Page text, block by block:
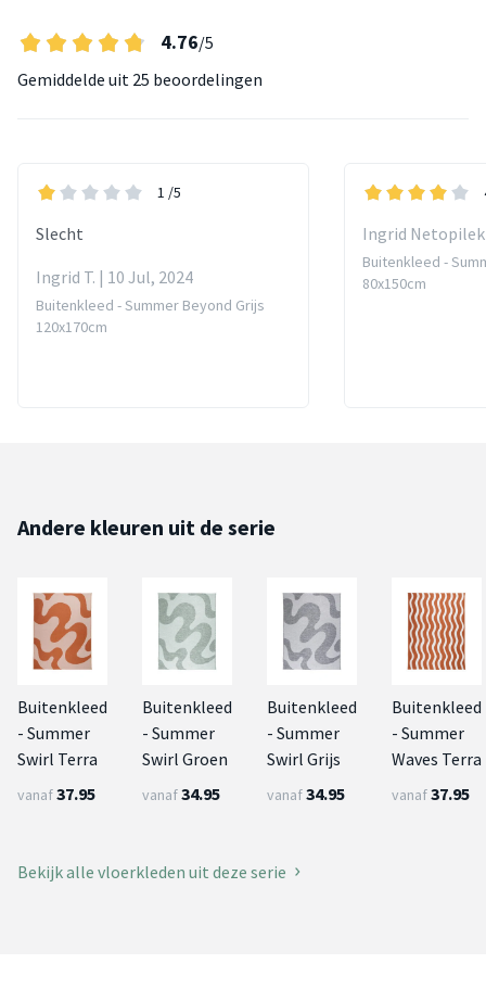
4.76/5
Gemiddelde uit 25 beoordelingen
1 /5
Slecht
Ingrid T. | 10 Jul, 2024
Buitenkleed - Summer Beyond Grijs
120x170cm
Ingrid Netopilek
Buitenkleed -
80x150cm
Andere kleuren uit de serie
Buitenkleed
- Summer
Swirl Terra
vanaf37.95
Buitenkleed
- Summer
Swirl Groen
vanaf34.95
Buitenkleed
- Summer
Swirl Grijs
vanaf34.95
Buitenkleed
- Summer
Waves Terra
vanaf37.95
Bekijk alle vloerkleden uit deze serie